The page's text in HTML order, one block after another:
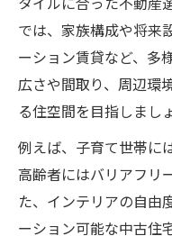
では、家族構成や将来
ーション賃貸など、多
広さや間取り、周辺環
る住空間を目指しまし
例えば、子育て世帯に
高齢者にはバリアフリ
た、インテリアの自由
ーション可能な中古住